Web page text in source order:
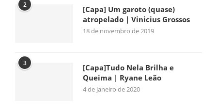
2
[Capa] Um garoto (quase)
atropelado | Vinicius Grossos
18 de novembro de 2019
3
[Capa]Tudo Nela Brilha e
Queima | Ryane Leão
4 de janeiro de 2020